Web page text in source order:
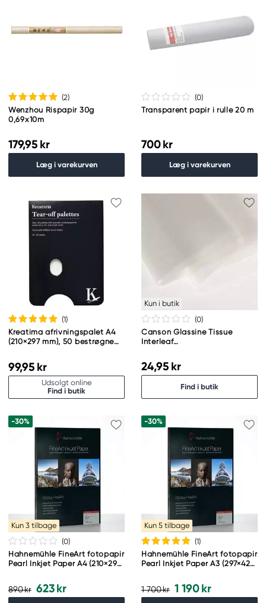
(2)
Wenzhou Rispapir 30g
0,69x10m
179,95 kr
Læg i varekurven
(0)
Transparent papir i rulle 20 m
700 kr
Læg i varekurven
(1)
Kreatima afrivningspalet A4
(210×297 mm), 50 bestrøgne
99,95 kr
Udsolgt online
Find i butik
Kun i butik
(0)
Canson Glassine Tissue
Interleaf
60×80 cm
24,95 kr
Find i butik
-30%
Kun 3 tilbage
(0)
Hahnemühle FineArt fotopapir
Pearl Inkjet Paper A4 (210×297
890 kr 623 kr
-30%
Kun 5 tilbage
(1)
Hahnemühle FineArt fotopapir
Pearl Inkjet Paper A3 (297×420
1 700 kr 1 190 kr